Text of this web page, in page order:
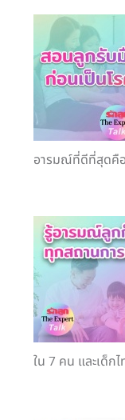
อารมณ์ที่ดีที่สุดคือ
ใน 7 คน และเด็ก